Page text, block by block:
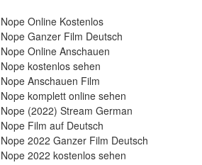
Nope Online Kostenlos
Nope Ganzer Film Deutsch
Nope Online Anschauen
Nope kostenlos sehen
Nope Anschauen Film
Nope komplett online sehen
Nope (2022) Stream German
Nope Film auf Deutsch
Nope 2022 Ganzer Film Deutsch
Nope 2022 kostenlos sehen